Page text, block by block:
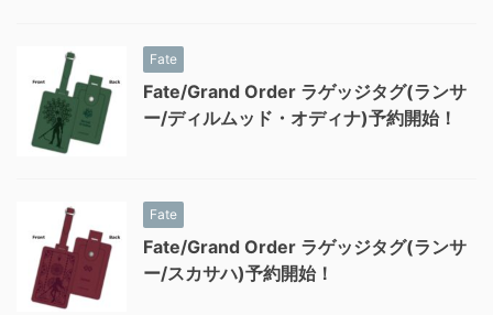
Fate
Fate/Grand Order ラゲッジタグ(ランサ
ー/ディルムッド・オディナ)予約開始！
Fate
Fate/Grand Order ラゲッジタグ(ランサ
ー/スカサハ)予約開始！